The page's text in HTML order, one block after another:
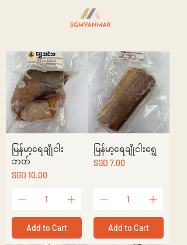
မြန်မာ့ရေချိုငါး
ဘတ်
Price
SGD 10.00
Add to Cart
မြန်မာ့ရေချိုငါးရွှေ
Price
SGD 7.00
Add to Cart